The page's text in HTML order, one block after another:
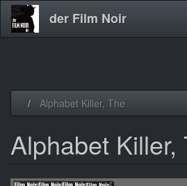
der Film Noir
Alphabet Killer, The
Alphabet Killer,